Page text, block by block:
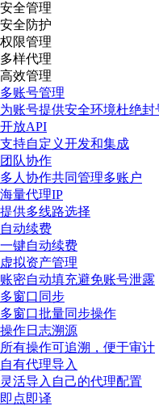
安全管理
安全防护
权限管理
多样代理
高效管理
多账号管理
为账号提供安全环境杜绝封
开放API
支持自定义开发和集成
团队协作
多人协作共同管理多账户
海量代理IP
提供多线路选择
自动续费
一键自动续费
虚拟资产管理
账密自动填充避免账号泄露
多窗口同步
多窗口批量同步操作
操作日志溯源
所有操作可追溯，便于审计
自有代理导入
灵活导入自己的代理配置
即点即译